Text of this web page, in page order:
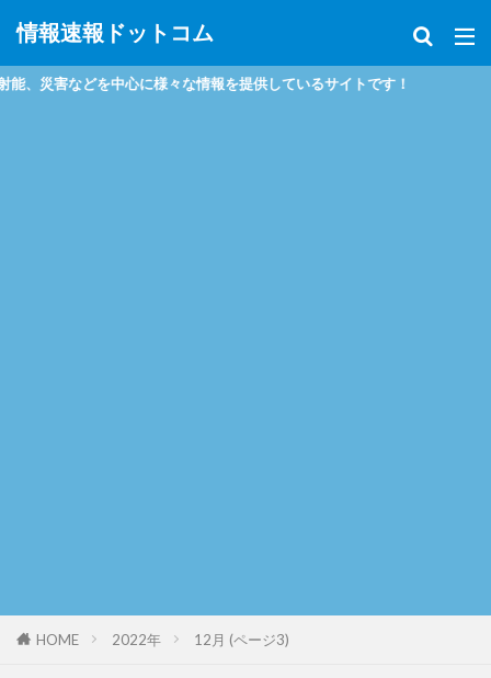
情報速報ドットコム
などを中心に様々な情報を提供しているサイトです！
HOME 2022年 12月 (ページ3)